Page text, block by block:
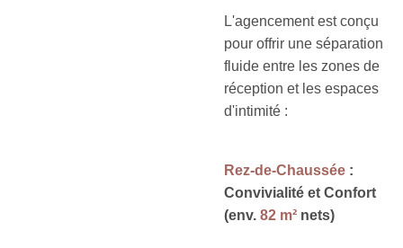
L'agencement est conçu
pour offrir une séparation
fluide entre les zones de
réception et les espaces
d'intimité :
Rez-de-Chaussée :
Convivialité et Confort
(env. 82 m² nets)